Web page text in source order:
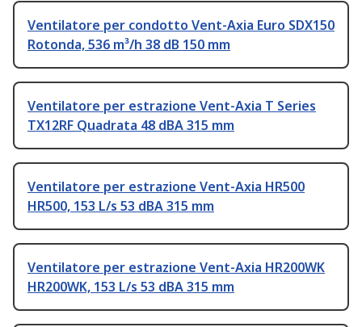
Ventilatore per condotto Vent-Axia Euro SDX150
Rotonda, 536 m³/h 38 dB 150 mm
Ventilatore per estrazione Vent-Axia T Series
TX12RF Quadrata 48 dBA 315 mm
Ventilatore per estrazione Vent-Axia HR500
HR500, 153 L/s 53 dBA 315 mm
Ventilatore per estrazione Vent-Axia HR200WK
HR200WK, 153 L/s 53 dBA 315 mm